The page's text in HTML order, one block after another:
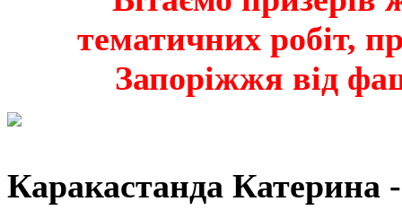
тематичних робіт,
Запоріжжя від
Каракастанда Катерина